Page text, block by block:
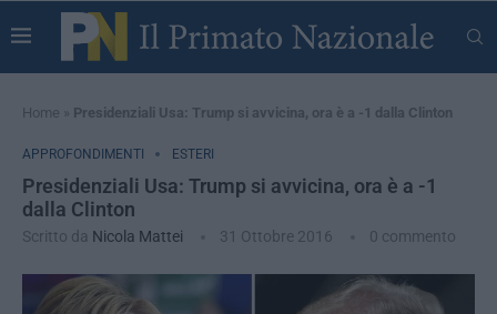
Home » Presidenziali Usa: Trump si avvicina, ora è a -1 dalla Clinton
APPROFONDIMENTI ESTERI
Presidenziali Usa: Trump si avvicina, ora è a -1
dalla Clinton
Scritto da Nicola Mattei 31 Ottobre 2016 0 commento